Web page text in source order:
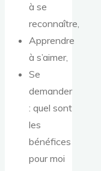
à se
reconnaître,
Apprendre
à s’aimer,
Se
demander
: quel sont
les
bénéfices
pour moi